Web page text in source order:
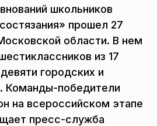
школьников
прошел 27
области. В нем
из 17
городских и
Команды-победители
на всероссийском этапе
пресс-служба